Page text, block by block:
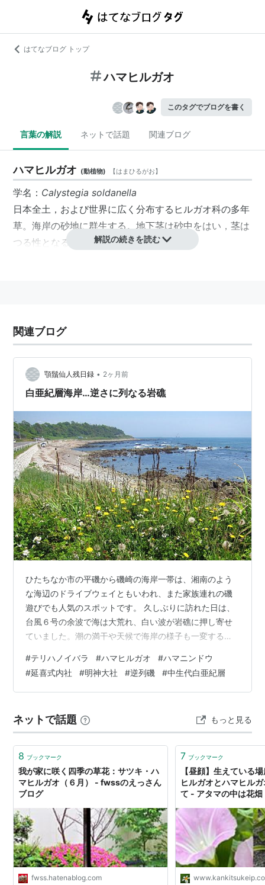
はてなブログ トップ
ハマヒルガオ
このタグでブログを書く
言葉の解説 ネットで話題 関連ブログ
ハマヒルガオ (動植物) 【はまひるがお】
学名： Calystegia soldanella
日本全土，および世界に広く分布するヒルガオ科の多年
草。海岸の砂地に群生する。地下茎は砂中をはい，茎は
つる性となる。
解説の続きを読む
関連ブログ
顎鬚仙人残日録 • 2ヶ月前
白亜紀層海岸…逆さに列なる岩礁
ひたちなか市の平磯から磯崎の海岸一帯は、湘南のよう
な海辺のドライブウェイともいわれ、また家族連れの磯
遊びでも人気のスポットです。 久しぶりに訪れた日は、
台風６号の余波で海は大荒れ、白い波が岩礁に押し寄せ
ていました。潮の満干や天候で海岸の様子も一変するの
紀層とよばれる岩礁が続いていますが、面白いことにそ
の岩礁のほとんどが南側に（写真では右側）に約４５度
傾いて列なっています。 これは８０００万年前の中生代
当時この周辺は深い海の底で、陸では恐竜達が闊歩し、
海ではアンモナイトや海棲爬虫類が繁栄していま…
#テリハノイバラ #ハマヒルガオ #ハマニンドウ
#延喜式内社 #明神大社 #逆列磯 #中生代白亜紀層
ネットで話題 もっと見る
8 ブックマーク
我が家に咲く四季の草花：サツキ・ハ
マヒルガオ（６月） - fwssのえっさん
ブログ
fwss.hatenablog.com
7 ブックマーク
【昼顔】生えている
ヒルガオとハマヒル
て - アタマの中は花畑